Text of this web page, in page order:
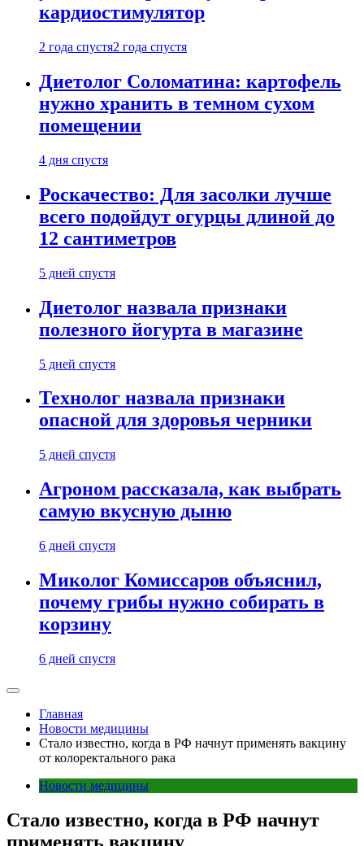
кардиостимулятор
2 года спустя2 года спустя
Диетолог Соломатина: картофель
нужно хранить в темном сухом
помещении
4 дня спустя
Роскачество: Для засолки лучше
всего подойдут огурцы длиной до
12 сантиметров
5 дней спустя
Диетолог назвала признаки
полезного йогурта в магазине
5 дней спустя
Технолог назвала признаки
опасной для здоровья черники
5 дней спустя
Агроном рассказала, как выбрать
самую вкусную дыню
6 дней спустя
Миколог Комиссаров объяснил,
почему грибы нужно собирать в
корзину
6 дней спустя
Главная
Новости медицины
Стало известно, когда в РФ начнут применять вакцину
от колоректального рака
Новости медицины
Стало известно, когда в РФ начнут